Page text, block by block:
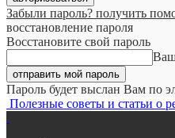
Забыли пароль? получить
восстановление пароля
Восстановите свой пароль
Ваш
Пароль будет выслан Вам по
Полезные советы и статьи о